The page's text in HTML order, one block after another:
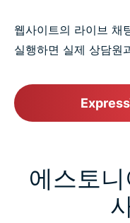
웹사이트의 라이브 채
실행하면 실제 상담원
에스토